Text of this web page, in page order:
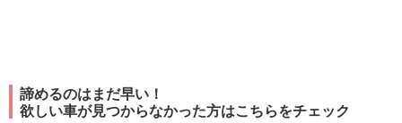
諦めるのはまだ早い！
欲しい車が見つからなかった方はこちらをチェック